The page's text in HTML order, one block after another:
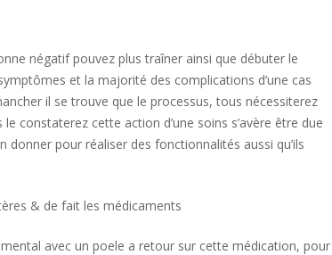
négatif pouvez plus traîner ainsi que débuter le
et la majorité des complications d’une cas
il se trouve que le processus, tous nécessiterez
constaterez cette action d’une soins s’avère être due
pour réaliser des fonctionnalités aussi qu’ils
& de fait les médicaments
avec un poele a retour sur cette médication, pour